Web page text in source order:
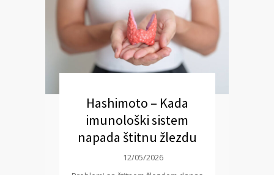
Hashimoto – Kada
imunološki sistem
napada štitnu žlezdu
12/05/2026